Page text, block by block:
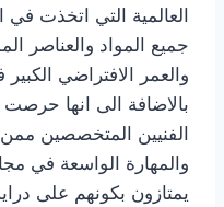
العالمية التي اتخذت في
جميع المواد والعناصر
والعمر الافتراضي
بالاضافة الى انها
الفنيين المتخصصين
والمهارة الواسعة في
يمتازون بكونهم على